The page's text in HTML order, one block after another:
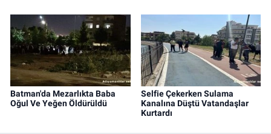
Batman'da Mezarlıkta Baba
Oğul Ve Yeğen Öldürüldü
Selfie Çekerken Sulama
Kanalına Düştü Vatandaşlar
Kurtardı